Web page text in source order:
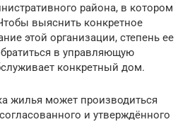
района, в котором
выяснить конкретное
этой организации, степень ее
в управляющую
конкретный дом.
жилья может производиться
и утверждённого